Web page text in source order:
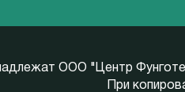
ООО "Центр
При